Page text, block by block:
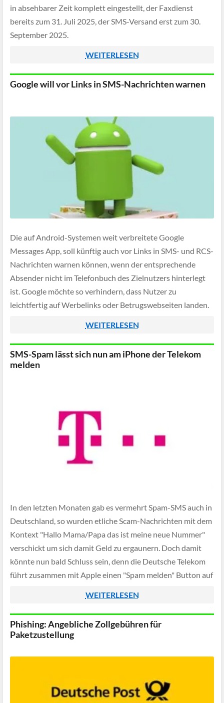
in absehbarer Zeit komplett eingestellt, der Faxdienst
bereits zum 31. Juli 2025, der SMS-Versand erst zum 30.
September 2025.
WEITERLESEN
Google will vor Links in SMS-Nachrichten warnen
Die auf Android-Systemen weit verbreitete Google
Messages App, soll künftig auch vor Links in SMS- und RCS-
Nachrichten warnen können, wenn der entsprechende
Absender nicht im Telefonbuch des Zielnutzers hinterlegt
ist. Google möchte so verhindern, dass Nutzer zu
leichtfertig auf Werbelinks oder Betrugswebseiten landen.
WEITERLESEN
SMS-Spam lässt sich nun am iPhone der Telekom
melden
In den letzten Monaten gab es vermehrt Spam-SMS auch in
Deutschland, so wurden etliche Scam-Nachrichten mit dem
Kontext "Hallo Mama/Papa das ist meine neue Nummer"
verschickt um sich damit Geld zu ergaunern. Doch damit
könnte nun bald Schluss sein, denn die Deutsche Telekom
führt zusammen mit Apple einen "Spam melden" Button auf
WEITERLESEN
Phishing: Angebliche Zollgebühren für
Paketzustellung